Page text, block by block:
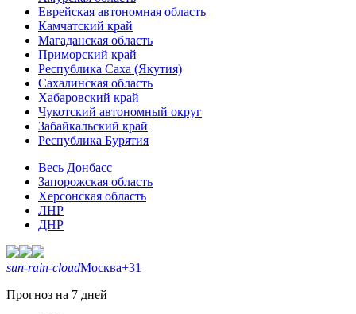
Еврейская автономная область
Камчатский край
Магаданская область
Приморский край
Республика Саха (Якутия)
Сахалинская область
Хабаровский край
Чукотский автономный округ
Забайкальский край
Республика Бурятия
Весь Донбасс
Запорожская область
Херсонская область
ЛНР
ДНР
sun-rain-cloudМосква+31
Прогноз на 7 дней